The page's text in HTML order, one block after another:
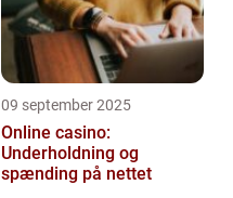
09 september 2025
Online casino:
Underholdning og
spænding på nettet